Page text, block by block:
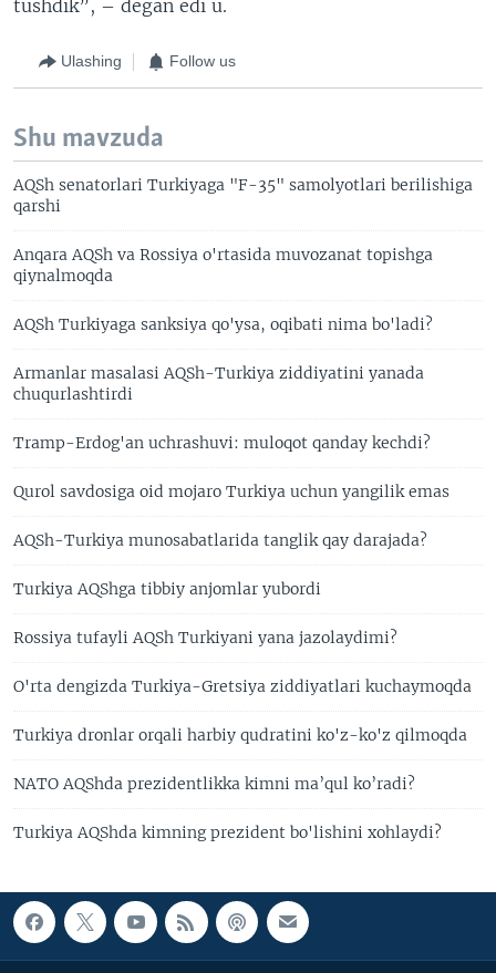
tushdik”, – degan edi u.
Ulashing Follow us
Shu mavzuda
AQSh senatorlari Turkiyaga "F-35" samolyotlari berilishiga
qarshi
Anqara AQSh va Rossiya o'rtasida muvozanat topishga
qiynalmoqda
AQSh Turkiyaga sanksiya qo'ysa, oqibati nima bo'ladi?
Armanlar masalasi AQSh-Turkiya ziddiyatini yanada
chuqurlashtirdi
Tramp-Erdog'an uchrashuvi: muloqot qanday kechdi?
Qurol savdosiga oid mojaro Turkiya uchun yangilik emas
AQSh-Turkiya munosabatlarida tanglik qay darajada?
Turkiya AQShga tibbiy anjomlar yubordi
Rossiya tufayli AQSh Turkiyani yana jazolaydimi?
O'rta dengizda Turkiya-Gretsiya ziddiyatlari kuchaymoqda
Turkiya dronlar orqali harbiy qudratini ko'z-ko'z qilmoqda
NATO AQShda prezidentlikka kimni ma’qul ko’radi?
Turkiya AQShda kimning prezident bo'lishini xohlaydi?